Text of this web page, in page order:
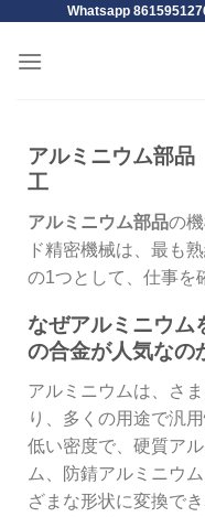
Whatsapp
アルミニウム部
工
アルミニウム部品の
ド精密機械は、最も
の1つとして、仕事を
なぜアルミニウム
の合金が人気なの
アルミニウムは、さ
り、多くの用途で汎
低い密度で、硬質ア
ム、防錆アルミニウ
ざまな形状に変換で